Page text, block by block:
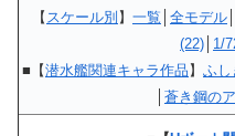
【 スケール別 】 一覧 全モデル
(22) 1/
■【潜水艦関連キャラ作品 】 ふし
蒼き鋼の